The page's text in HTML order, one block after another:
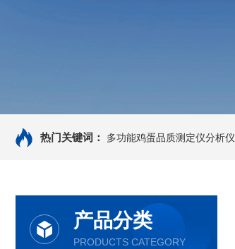
热门关键词： 多功能鸡蛋品质测定仪分析仪
产品分类
PRODUCTS CATEGORY